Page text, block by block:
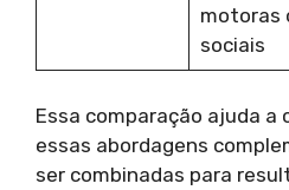
motoras
sociais
Essa comparação ajuda a
essas abordagens
ser combinadas para